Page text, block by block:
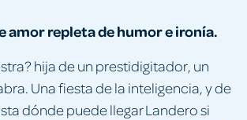
amor repleta de humor e ironía.
hija de un prestidigitador, un
Una fiesta de la inteligencia, y de
dónde puede llegar Landero si